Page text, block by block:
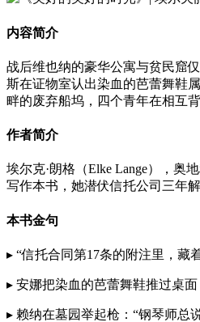
内容简介
战后维也纳的豪华公寓与贫民窟
斯在证物室认出染血的芭蕾舞鞋
畔的废弃船坞，四个青年在相互
作者简介
埃尔克·朗格（Elke Lange），
写作本书，她潜伏信托公司三年
本书金句
▸ “信托合同第17条的附注里，藏
▸ 安娜把染血的芭蕾舞鞋推过桌
▸ 赖纳在墓园举起枪：“钢琴师总